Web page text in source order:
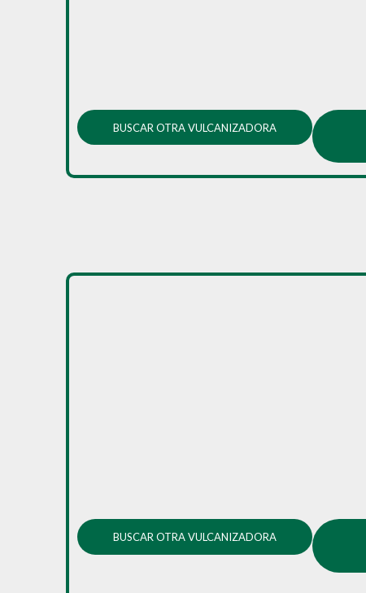
BUSCAR OTRA VULCANIZADORA
BUSCAR OTRA VULCANIZADORA